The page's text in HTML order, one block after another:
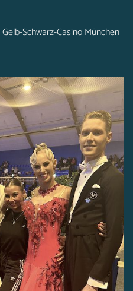
Gelb-Schwarz-Casino München